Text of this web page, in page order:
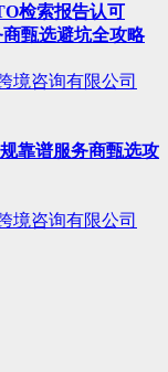
检索报告认可
甄选避坑全攻略
境咨询有限公司
靠谱服务商甄选攻
境咨询有限公司